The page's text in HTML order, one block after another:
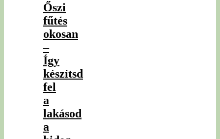
Őszi
fűtés
okosan
–
Így
készítsd
fel
a
lakásod
a